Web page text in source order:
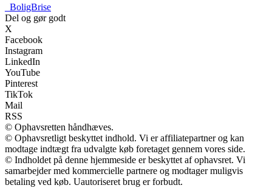
BoligBrise
Del og gør godt
X
Facebook
Instagram
LinkedIn
YouTube
Pinterest
TikTok
Mail
RSS
© Ophavsretten håndhæves.
© Ophavsretligt beskyttet indhold. Vi er affiliatepartner og kan
modtage indtægt fra udvalgte køb foretaget gennem vores side.
© Indholdet på denne hjemmeside er beskyttet af ophavsret. Vi
samarbejder med kommercielle partnere og modtager muligvis
betaling ved køb. Uautoriseret brug er forbudt.